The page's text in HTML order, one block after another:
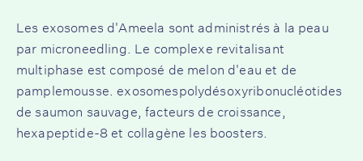
Les exosomes d'Ameela sont administrés à la peau
par microneedling. Le complexe revitalisant
multiphase est composé de melon d'eau et de
pamplemousse. exosomespolydésoxyribonucléotides
de saumon sauvage, facteurs de croissance,
hexapeptide-8 et collagène les boosters.